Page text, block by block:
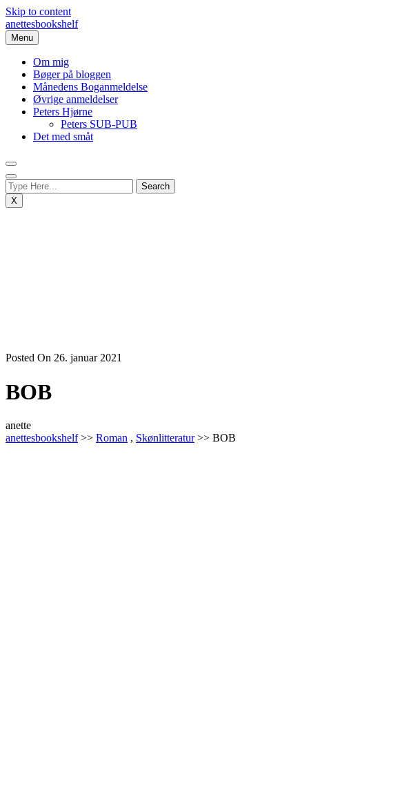
Skip to content
anettesbookshelf
Menu
Om mig
Bøger på bloggen
Månedens Boganmeldelse
Øvrige anmeldelser
Peters Hjørne
Peters SUB-PUB
Det med småt
X
Posted On 26. januar 2021
BOB
anette
anettesbookshelf>> Roman , Skønlitteratur>> BOB